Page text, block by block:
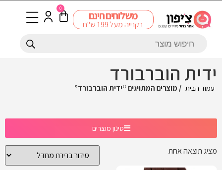
משלוחים חינם
בקנייה מעל 199 ש"ח
0
ידית הוברבורד
עמוד הבית / מוצרים המתויגים “ידית הוברבורד”
סינון מוצרים
מציג תוצאה אחת